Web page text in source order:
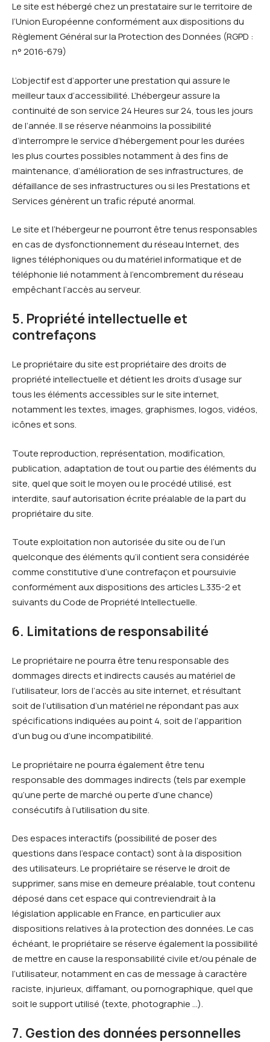
Le site est hébergé chez un prestataire sur le territoire de
l’Union Européenne conformément aux dispositions du
Règlement Général sur la Protection des Données (RGPD :
n° 2016-679)
L’objectif est d’apporter une prestation qui assure le
meilleur taux d’accessibilité. L’hébergeur assure la
continuité de son service 24 Heures sur 24, tous les jours
de l’année. Il se réserve néanmoins la possibilité
d’interrompre le service d’hébergement pour les durées
les plus courtes possibles notamment à des fins de
maintenance, d’amélioration de ses infrastructures, de
défaillance de ses infrastructures ou si les Prestations et
Services génèrent un trafic réputé anormal.
Le site et l’hébergeur ne pourront être tenus responsables
en cas de dysfonctionnement du réseau Internet, des
lignes téléphoniques ou du matériel informatique et de
téléphonie lié notamment à l’encombrement du réseau
empêchant l’accès au serveur.
5. Propriété intellectuelle et
contrefaçons
Le propriétaire du site est propriétaire des droits de
propriété intellectuelle et détient les droits d’usage sur
tous les éléments accessibles sur le site internet,
notamment les textes, images, graphismes, logos, vidéos,
icônes et sons.
Toute reproduction, représentation, modification,
publication, adaptation de tout ou partie des éléments du
site, quel que soit le moyen ou le procédé utilisé, est
interdite, sauf autorisation écrite préalable de la part du
propriétaire du site.
Toute exploitation non autorisée du site ou de l’un
quelconque des éléments qu’il contient sera considérée
comme constitutive d’une contrefaçon et poursuivie
conformément aux dispositions des articles L.335-2 et
suivants du Code de Propriété Intellectuelle.
6. Limitations de responsabilité
Le propriétaire ne pourra être tenu responsable des
dommages directs et indirects causés au matériel de
l’utilisateur, lors de l’accès au site internet, et résultant
soit de l’utilisation d’un matériel ne répondant pas aux
spécifications indiquées au point 4, soit de l’apparition
d’un bug ou d’une incompatibilité.
Le propriétaire ne pourra également être tenu
responsable des dommages indirects (tels par exemple
qu’une perte de marché ou perte d’une chance)
consécutifs à l’utilisation du site.
Des espaces interactifs (possibilité de poser des
questions dans l’espace contact) sont à la disposition
des utilisateurs. Le propriétaire se réserve le droit de
supprimer, sans mise en demeure préalable, tout contenu
déposé dans cet espace qui contreviendrait à la
législation applicable en France, en particulier aux
dispositions relatives à la protection des données. Le cas
échéant, le propriétaire se réserve également la possibilité
de mettre en cause la responsabilité civile et/ou pénale de
l’utilisateur, notamment en cas de message à caractère
raciste, injurieux, diffamant, ou pornographique, quel que
soit le support utilisé (texte, photographie …).
7. Gestion des données personnelles